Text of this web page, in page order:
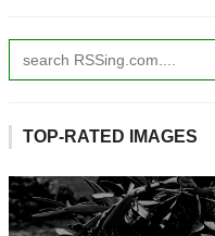
TOP-RATED IMAGES